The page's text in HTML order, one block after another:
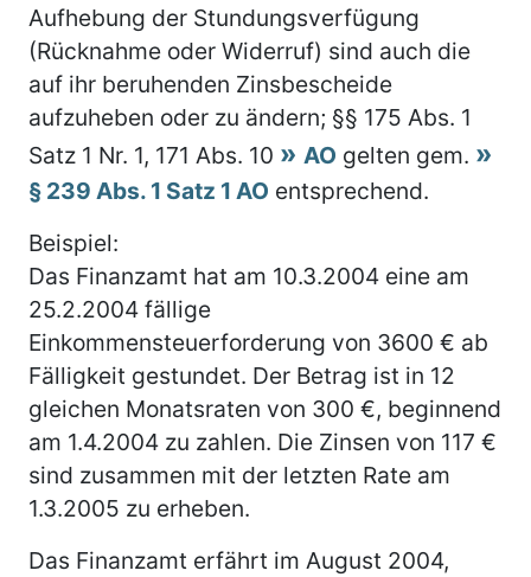
Aufhebung der Stundungsverfügung
(Rücknahme oder Widerruf) sind auch die
auf ihr beruhenden Zinsbescheide
aufzuheben oder zu ändern; §§ 175 Abs. 1
Satz 1 Nr. 1, 171 Abs. 10
AO gelten gem.
§ 239 Abs. 1 Satz 1 AO entsprechend.
Beispiel:
Das Finanzamt hat am 10.3.2004 eine am
25.2.2004 fällige
Einkommensteuerforderung von 3600 € ab
Fälligkeit gestundet. Der Betrag ist in 12
gleichen Monatsraten von 300 €, beginnend
am 1.4.2004 zu zahlen. Die Zinsen von 117 €
sind zusammen mit der letzten Rate am
1.3.2005 zu erheben.
Das Finanzamt erfährt im August 2004,